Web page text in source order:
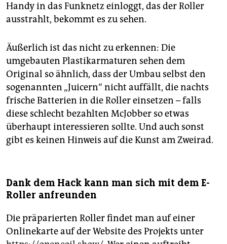
Handy in das Funknetz einloggt, das der Roller
ausstrahlt, bekommt es zu sehen.
Äußerlich ist das nicht zu erkennen: Die
umgebauten Plastikarmaturen sehen dem
Original so ähnlich, dass der Umbau selbst den
sogenannten „Juicern“ nicht auffällt, die nachts
frische Batterien in die Roller einsetzen – falls
diese schlecht bezahlten McJobber so etwas
überhaupt interessieren sollte. Und auch sonst
gibt es keinen Hinweis auf die Kunst am Zweirad.
Dank dem Hack kann man sich mit dem E-
Roller anfreunden
Die präparierten Roller findet man auf einer
Onlinekarte auf der Website des Projekts unter